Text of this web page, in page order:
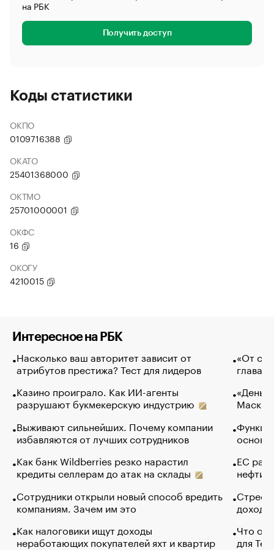
на РБК
Получить доступ
Коды статистики
ОКПО
0109716388
ОКАТО
25401368000
ОКТМО
25701000001
ОКФС
16
ОКОГУ
4210015
Интересное на РБК
Насколько ваш авторитет зависит от
атрибутов престижа? Тест для лидеров
Казино проиграло. Как ИИ-агенты
разрушают букмекерскую индустрию
Выживают сильнейших. Почему компании
избавляются от лучших сотрудников
Как банк Wildberries резко нарастил
кредиты селлерам до атак на склады
Сотрудники открыли новый способ вредить
компаниям. Зачем им это
Как налоговики ищут доходы
неработающих покупателей яхт и квартир
«От
глава
Маск в
основ
ЕС
нефти
Что
для